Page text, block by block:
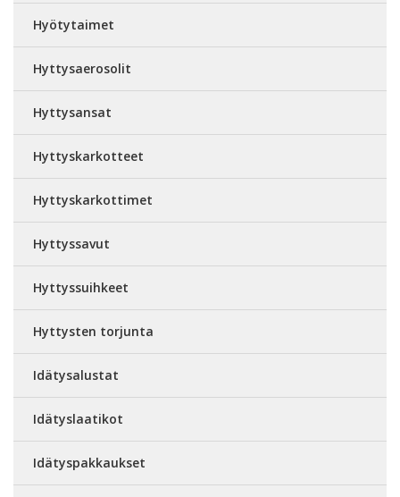
Hyötytaimet
Hyttysaerosolit
Hyttysansat
Hyttyskarkotteet
Hyttyskarkottimet
Hyttyssavut
Hyttyssuihkeet
Hyttysten torjunta
Idätysalustat
Idätyslaatikot
Idätyspakkaukset